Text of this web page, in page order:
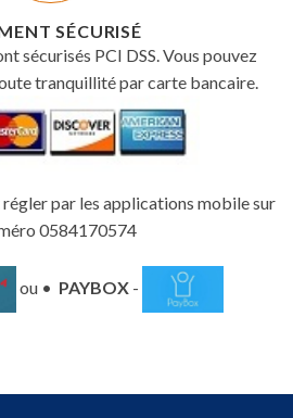
SÉCURISÉ
sécurisés PCI DSS. Vous pouvez
tranquillité par carte bancaire.
par les applications mobile sur
0584170574
ou • PAYBOX -